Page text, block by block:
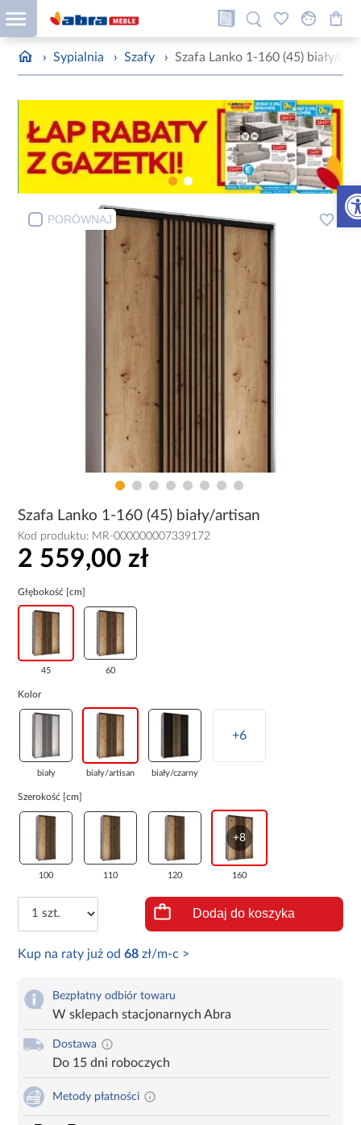
› Sypialnia › Szafy › Szafa Lanko 1-160 (45) biały/
PORÓWNAJ
Szafa Lanko 1-160 (45) biały/artisan
Kod produktu: MR-000000007339172
2 559,00 zł
Głębokość [cm]
45 60
Kolor
biały biały/artisan biały/czarny
+6
Szerokość [cm]
100 110 120
+8
160
Dodaj do koszyka
Kup na raty już od68 zł/m-c >
Bezpłatny odbiór towaru
W sklepach stacjonarnych Abra
Dostawa
Do 15 dni roboczych
Metody płatności